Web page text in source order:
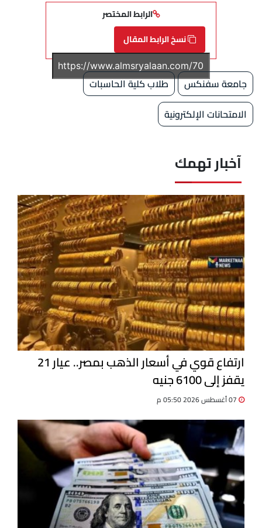
الرابط المختصر
نسخ الرابط المقال
جامعة سفنكس
طلاب كلية الحاسبات
الامتحانات الإلكترونية
آخبار تهمك
ارتفاع قوي في أسعار الذهب بمصر.. عيار 21
يقفز إلى 6100 جنيه